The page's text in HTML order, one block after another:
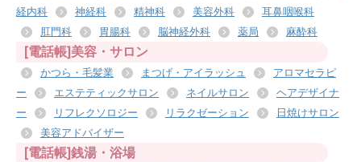
経内科
神経科 精神科 美容外科
耳鼻咽喉科
肛門科
胃腸科 脳神経外科 薬局 麻酔科
[電話帳]美容・サロン
かつら・毛髪業 まつげ・アイラッシュ
アロマセラピ
ー
エステティックサロン ネイルサロン
ヘアデザイナ
ー
リフレクソロジー リラクゼーション
日焼けサロン
美容アドバイザー
[電話帳]銭湯・浴場